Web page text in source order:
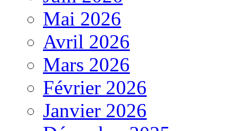
Mai 2026
Avril 2026
Mars 2026
Février 2026
Janvier 2026